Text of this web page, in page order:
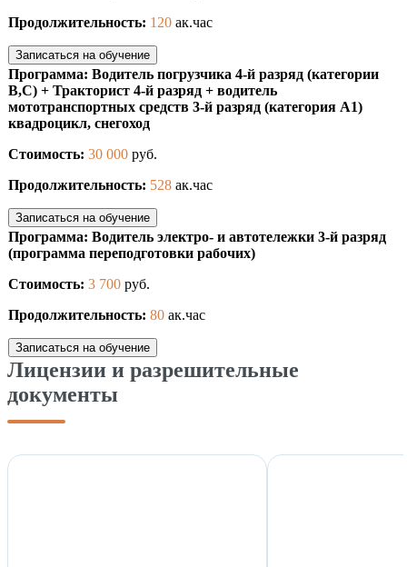
Продолжительность: 120 ак.час
Записаться на обучение
Программа: Водитель погрузчика 4-й разряд (категории
В,С) + Тракторист 4-й разряд + водитель
мототранспортных средств 3-й разряд (категория А1)
квадроцикл, снегоход
Стоимость: 30 000 руб.
Продолжительность: 528 ак.час
Записаться на обучение
Программа: Водитель электро- и автотележки 3-й разряд
(программа переподготовки рабочих)
Стоимость: 3 700 руб.
Продолжительность: 80 ак.час
Записаться на обучение
Лицензии и разрешительные
документы